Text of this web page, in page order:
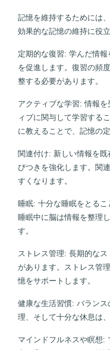
記憶を維持するためには
効果的な記憶の維持に役
定期的な復習: 学んだ情
を促進します。復習の頻
整する必要があります。
アクティブな学習: 情報
ィブに関与して学習する
に教えることで、記憶の
関連付け: 新しい情報を
びつきを強化します。関
すくなります。
睡眠: 十分な睡眠をとるこ
睡眠中に脳は情報を整理
す。
ストレス管理: 長期的な
があります。ストレス管
憶をサポートします。
健康な生活習慣: バラン
理、そして十分な休息は
マインドフルネスや瞑想: